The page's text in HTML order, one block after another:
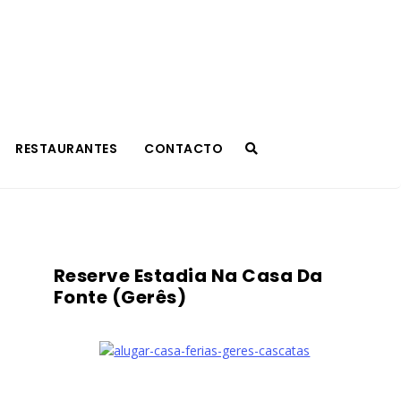
RESTAURANTES CONTACTO
Reserve Estadia Na Casa Da
Fonte (Gerês)